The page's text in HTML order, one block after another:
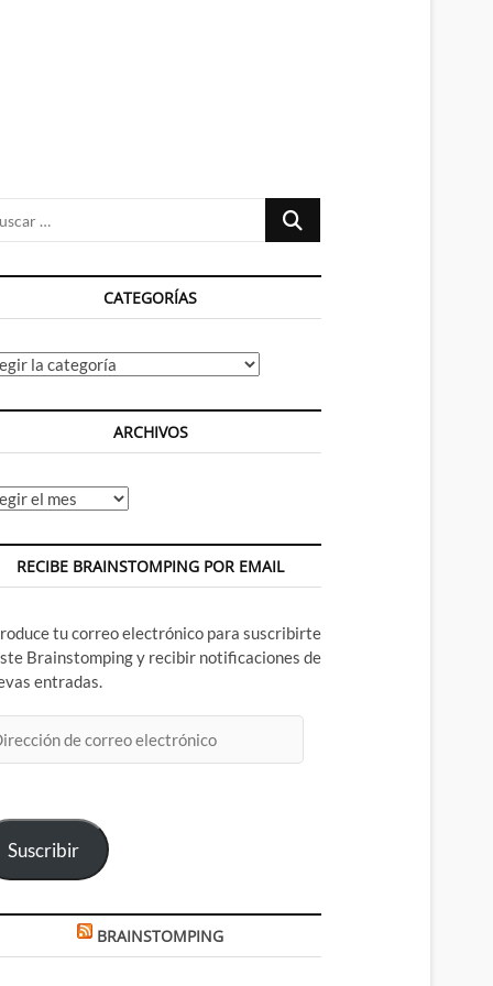
Buscar
CATEGORÍAS
ARCHIVOS
RECIBE BRAINSTOMPING POR EMAIL
tu correo electrónico para suscribirte
Brainstomping y recibir notificaciones de
entradas.
Suscribir
BRAINSTOMPING